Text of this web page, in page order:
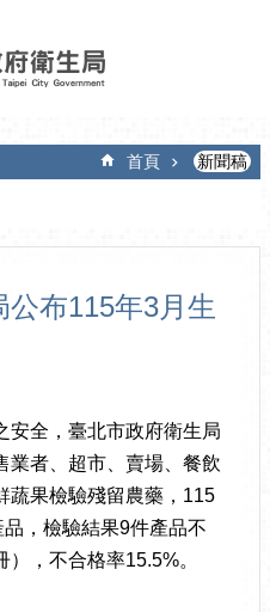
首頁 新聞稿
布115年3月生
安全，臺北市政府衛生局
業者、超市、賣場、餐飲
蔬果檢驗殘留農藥，115
，檢驗結果9件產品不
，不合格率15.5%。